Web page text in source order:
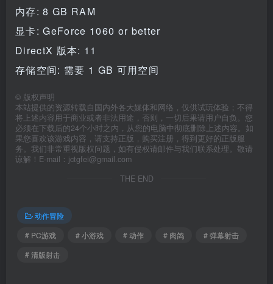
内存: 8 GB RAM
显卡: GeForce 1060 or better
DirectX 版本: 11
存储空间: 需要 1 GB 可用空间
© 版权声明
本站提供的资源转载自国内外各大媒体和网络，仅供试玩体验；不得
将上述内容用于商业或者非法用途，否则，一切后果请用户自负。您
必须在下载后的24个小时之内，从您的电脑中彻底删除上述内容。如
果您喜欢该游戏内容，请支持正版，购买注册，得到更好的正版服
务。我们非常重视版权问题，如有侵权请邮件与我们联系处理。敬请
谅解！E-mail：jctgfei@gmail.com
THE END
动作冒险
# PC游戏
# 小游戏 # 动作 # 肉鸽
# 弹幕射击
# 清版射击